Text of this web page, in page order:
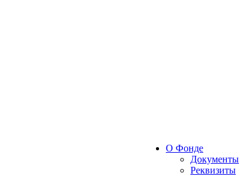
О Фонде
Документы
Реквизиты